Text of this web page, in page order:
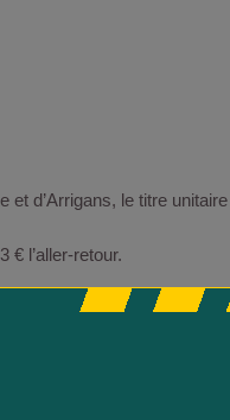
d’Arrigans, le titre
l’aller-retour.
Le service est